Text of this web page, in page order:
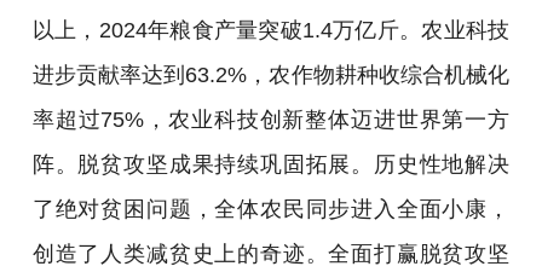
以上，2024年粮食产量突破1.4万亿斤。农业科技
进步贡献率达到63.2%，农作物耕种收综合机械化
率超过75%，农业科技创新整体迈进世界第一方
阵。脱贫攻坚成果持续巩固拓展。历史性地解决
了绝对贫困问题，全体农民同步进入全面小康，
创造了人类减贫史上的奇迹。全面打赢脱贫攻坚